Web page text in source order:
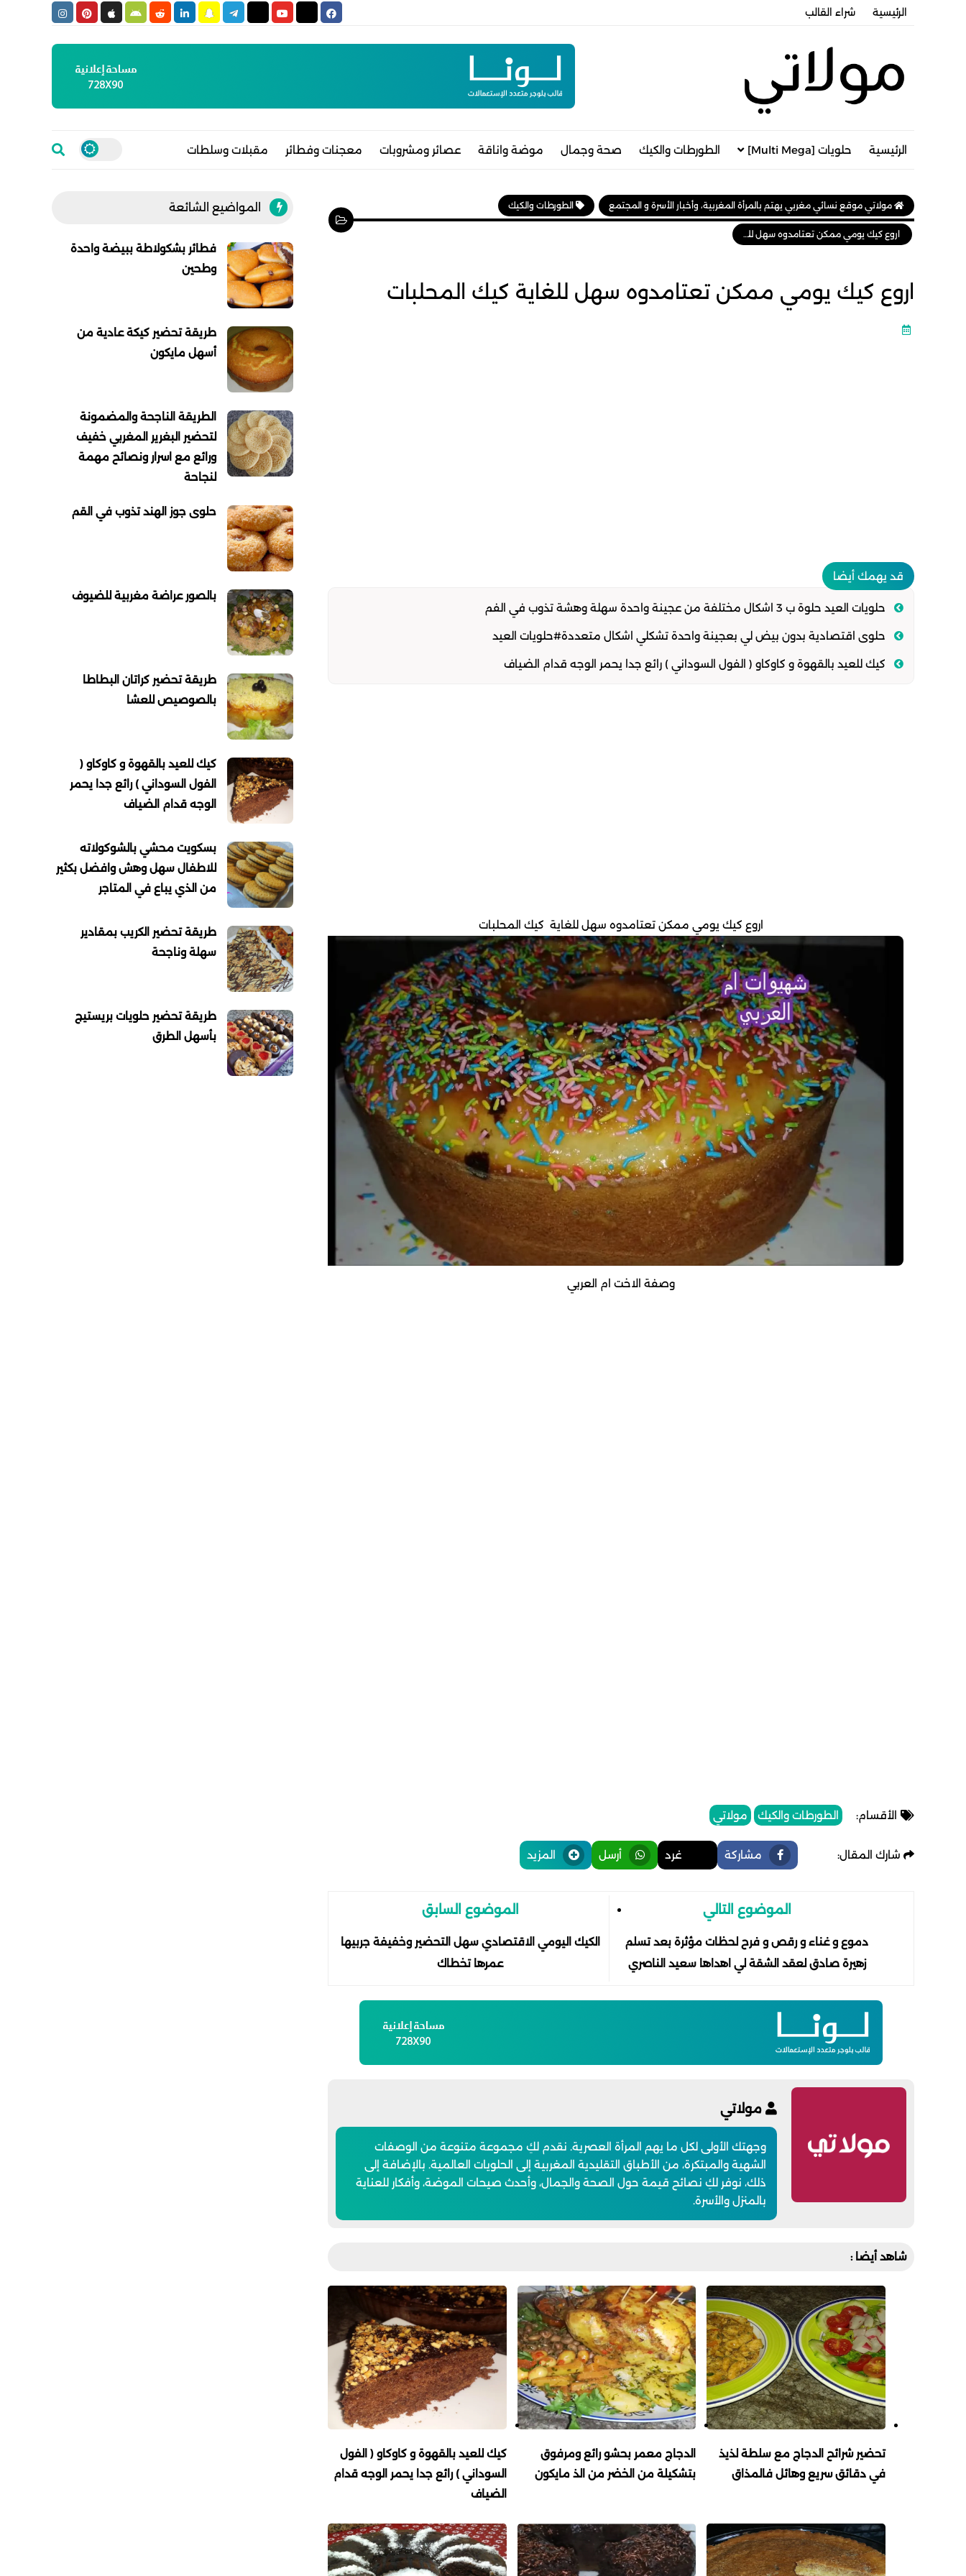
الرئيسية شراء القالب
الرئيسية حلويات [Multi Mega] الطورطات والكيك صحة وجمال موضة واناقة عصائر ومشروبات معجنات وفطائر مقبلات وسلطات
مولاتي موقع نسائي مغربي يهتم بالمرأة المغربية، وأخبار الأسرة و المجتمع الطورطات والكيك
اروع كيك يومي ممكن تعتامدوه سهل للغاية كيك المحلبات
اروع كيك يومي ممكن تعتامدوه سهل للغاية كيك المحلبات
قد يهمك أيضا
حلويات العيد حلوة ب 3 اشكال مختلفة من عجينة واحدة سهلة وهشة تذوب في الفم
حلوى اقتصادية بدون بيض لي بعجينة واحدة تشكلي اشكال متعددة#حلويات العيد
كيك للعيد بالقهوة و كاوكاو ( الفول السوداني ) رائع جدا يحمر الوجه قدام الضياف
اروع كيك يومي ممكن تعتامدوه سهل للغاية كيك المحلبات
وصفة الاخت ام العربي
الأقسام: الطورطات والكيك مولاتي
شارك المقال: مشاركة غرد أرسل المزيد
الموضوع التالي
دموع و غناء و رقص و فرح لحظات مؤثرة بعد تسلم
زهيرة صادق لعقد الشقة لي اهداها سعيد الناصري
الموضوع السابق
الكيك اليومي الاقتصادي سهل التحضير وخفيفة جربيها
عمرها تخطاك
مولاتي
وجهتك الأولى لكل ما يهم المرأة العصرية. نقدم لكِ مجموعة متنوعة من الوصفات
الشهية والمبتكرة، من الأطباق التقليدية المغربية إلى الحلويات العالمية. بالإضافة إلى
ذلك، نوفر لكِ نصائح قيمة حول الصحة والجمال، وأحدث صيحات الموضة، وأفكار للعناية
بالمنزل والأسرة.
شاهد أيضا :
تحضير شرائح الدجاج مع سلطة لذيذ
في دقائق سريع وهائل فالمذاق
الدجاج معمر بحشو رائع ومرفوق
بتشكيلة من الخضر من الذ مايكون
كيك للعيد بالقهوة و كاوكاو ( الفول
السوداني ) رائع جدا يحمر الوجه قدام
الضياف
المواضيع الشائعة
فطائر بشكولاطة ببيضة واحدة
وطحين
طريقة تحضير كيكة عادية من
أسهل مايكون
الطريقة الناجحة والمضمونة
لتحضير البغرير المغربي خفيف
ورائع مع اسرار ونصائح مهمة
لنجاحة
حلوى جوز الهند تذوب في القم
بالصور عراضة مغربية للضيوف
طريقة تحضير كراتان البطاطا
بالصوصيص للعشا
كيك للعيد بالقهوة و كاوكاو (
الفول السوداني ) رائع جدا يحمر
الوجه قدام الضياف
بسكويت محشي بالشوكولاته
للاطفال سهل وهش وافضل بكثير
من الذي يباع في المتاجر
طريقة تحضير الكريب بمقادير
سهلة وناجحة
طريقة تحضير حلويات بريستيج
بأسهل الطرق